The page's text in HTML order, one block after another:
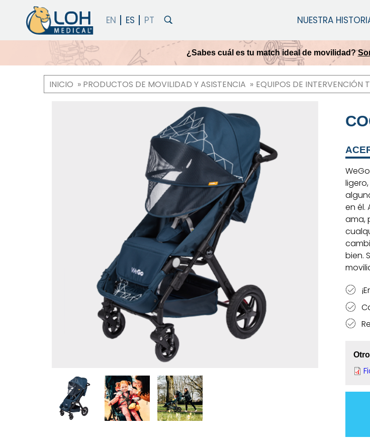
NUESTRA
¿Sabes cuál es tu match ideal de movilidad?
Ruta
navegación
INICIO PRODUCTOS DE MOVILIDAD Y ASISTENCIA EQUIPOS DE INTERVENCIÓN
en él.
ama,
bien.